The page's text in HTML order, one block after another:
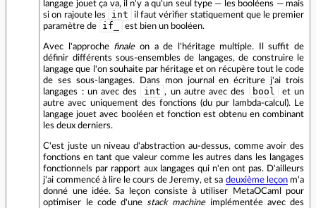
langage jouet ça va, il n'y a qu'un seul type — les booléens — mais
si on rajoute les
int
il faut vérifier statiquement que le premier
paramètre de
if_ est bien un booléen.
Avec l'approche finaleon a de l'héritage multiple. Il suffit de
définir différents sous-ensembles de langages, de construire le
langage que l'on souhaite par héritage et on récupère tout le code
de ses sous-langages. Dans mon journal en écriture j'ai trois
langages : un avec des
int , un autre avec des bool
et un
autre avec uniquement des fonctions (du pur lambda-calcul). Le
langage jouet avec booléen et fonction est obtenu en combinant
les deux derniers.
C'est juste un niveau d'abstraction au-dessus, comme avoir des
fonctions en tant que valeur comme les autres dans les langages
fonctionnels par rapport aux langages qui n'en ont pas. D'ailleurs
j'ai commencé à lire le cours de Jeremy, et sa deuxième leçonm'a
donné une idée. Sa leçon consiste à utiliser MetaOCaml pour
optimiser le code d'une stack machineimplémentée avec des